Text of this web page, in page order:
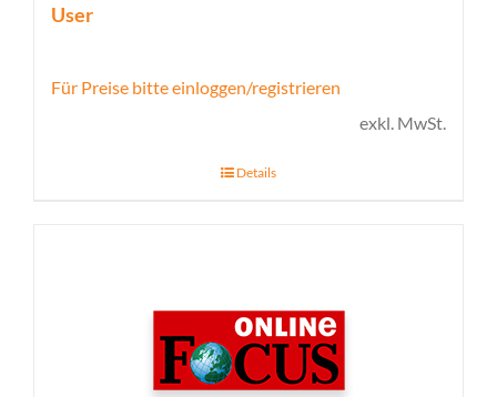
User
Für Preise bitte einloggen/registrieren
exkl. MwSt.
Details